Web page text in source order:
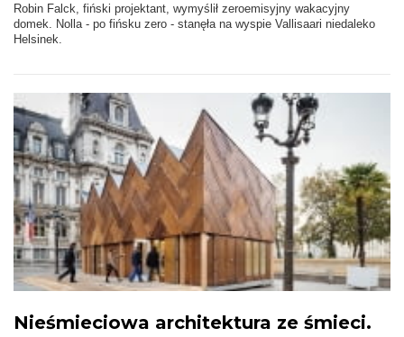
Robin Falck, fiński projektant, wymyślił zeroemisyjny wakacyjny
domek. Nolla - po fińsku zero - stanęła na wyspie Vallisaari niedaleko
Helsinek.
Nieśmieciowa architektura ze śmieci.